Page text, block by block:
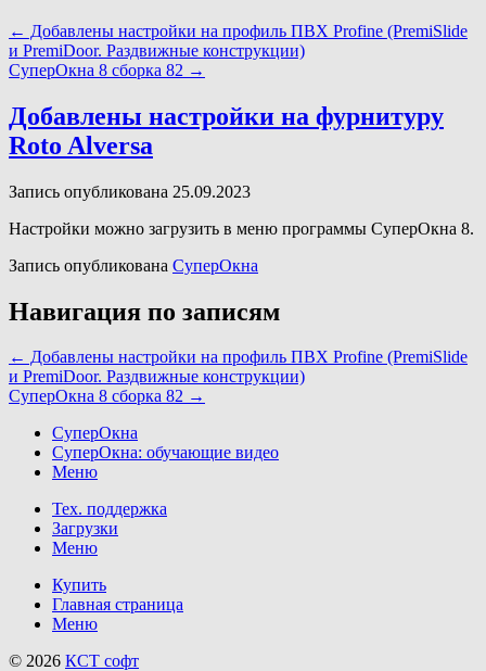
← Добавлены настройки на профиль ПВХ Profine (PremiSlide
и PremiDoor. Раздвижные конструкции)
СуперОкна 8 сборка 82 →
Добавлены настройки на фурнитуру
Roto Alversa
Запись опубликована 25.09.2023
Настройки можно загрузить в меню программы СуперОкна 8.
Запись опубликована СуперОкна
Навигация по записям
← Добавлены настройки на профиль ПВХ Profine (PremiSlide
и PremiDoor. Раздвижные конструкции)
СуперОкна 8 сборка 82 →
СуперОкна
СуперОкна: обучающие видео
Меню
Тех. поддержка
Загрузки
Меню
Купить
Главная страница
Меню
© 2026 КСТ софт